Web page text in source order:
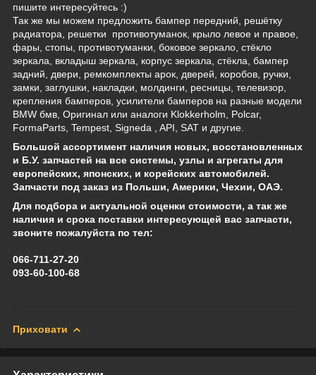
пишите интересуйтесь :)
Так же мы можем предложить бампер передний, решётку
радиатора, решетки противотуманок, крыло левое и правое,
фары, стопы, противотуманки, боковое зеркало, стёкло
зеркала, вкладыш зеркала, корпус зеркала, стёкла, бампер
задний, двери, ремкомплекты арок, дверей, коробов, ручки,
замки, заглушки, накладки, молдинги, ресницы, телевизор,
крепления бамперов, усилители бамперов на разные модели
BMW бмв, Оригинал или аналоги Klokkerholm, Polcar,
FormaParts, Tempest, Signeda , API, SAT и другие.
Большой ассортимент наличия новых, восстановленных
и Б.У. запчастей на все системы, узлы и агрегаты для
европейских, японских, и корейских автомобилей.
Запчасти под заказ из Польши, Америки, Чехии, ОАЭ.
Для подбора и актуальной оценки стоимости, а так же
наличия и срока поставки интересующей вас запчасти,
звоните пожалуйста по тел:
066-711-27-20
093-60-100-68
Приховати